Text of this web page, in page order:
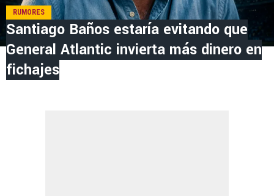
RUMORES
Santiago Baños estaría evitando que
General Atlantic invierta más dinero en
fichajes